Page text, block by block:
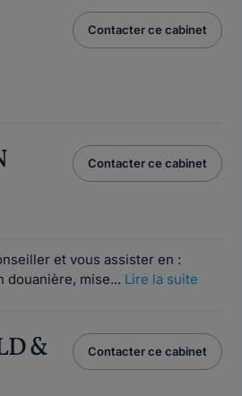
Contacter ce cabinet
Contacter ce cabinet
et vous assister en :
douanière, mise... Lire la suite
&
Contacter ce cabinet